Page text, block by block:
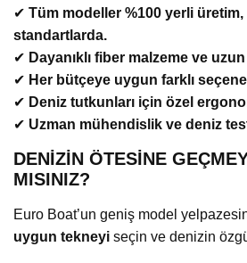
✔ Tüm modeller %100 yerli üretim,
standartlarda.
✔ Dayanıklı fiber malzeme ve
✔ Her bütçeye uygun farklı
✔ Deniz tutkunları için özel
✔ Uzman mühendislik ve deniz
DENİZİN ÖTESİNE
MISINIZ?
Euro Boat’un geniş model
uygun tekneyi seçin ve denizin